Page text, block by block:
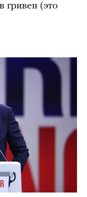
гривен (это